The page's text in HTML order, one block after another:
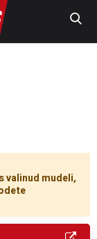
valinud mudeli,